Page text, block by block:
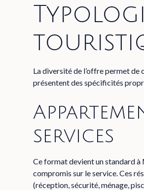
La diversité de l’offre permet
présentent des spécificités
services
Ce format devient un standard à
compromis sur le service. Ces
(réception, sécurité, ménage,